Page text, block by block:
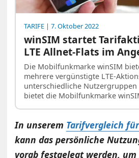
TARIFE | 7. Oktober 2022
winSIM startet
LTE Allnet-Flats im
Die Mobilfunkmarke winSIM
mehrere vergünstigte LTE-
unterschiedliche
bietet die Mobilfunkmarke
In unserem Tarifvergleich
kann das persönliche
vorab festgelegt werden,